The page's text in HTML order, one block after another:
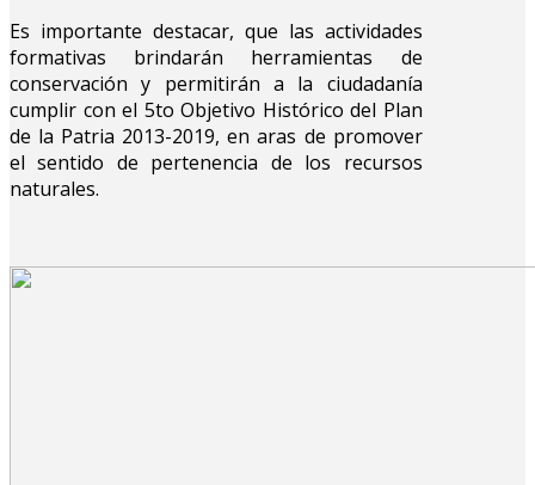
Es importante destacar, que las actividades
formativas brindarán herramientas de
conservación y permitirán a la ciudadanía
cumplir con el 5to Objetivo Histórico del Plan
de la Patria 2013-2019, en aras de promover
el sentido de pertenencia de los recursos
naturales.